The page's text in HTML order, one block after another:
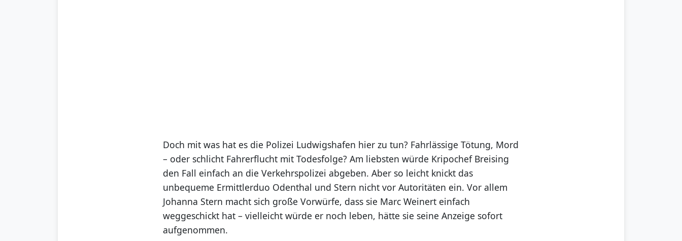
Doch mit was hat es die Polizei Ludwigshafen hier zu tun? Fahrlässige Tötung, Mord
– oder schlicht Fahrerflucht mit Todesfolge? Am liebsten würde Kripochef Breising
den Fall einfach an die Verkehrspolizei abgeben. Aber so leicht knickt das
unbequeme Ermittlerduo Odenthal und Stern nicht vor Autoritäten ein. Vor allem
Johanna Stern macht sich große Vorwürfe, dass sie Marc Weinert einfach
weggeschickt hat – vielleicht würde er noch leben, hätte sie seine Anzeige sofort
aufgenommen.